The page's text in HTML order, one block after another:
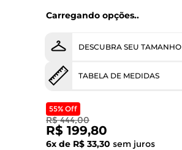
Carregando opções..
DESCUBRA SEU TAMANHO
TABELA DE MEDIDAS
55% Off
R$ 444,00
R$ 199,80
6x de R$ 33,30 sem juros